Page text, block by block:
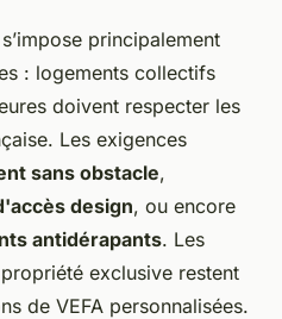
s’impose principalement
: logements collectifs
doivent respecter les
Les exigences
sans obstacle,
design, ou encore
antidérapants. Les
exclusive restent
de VEFA personnalisées.